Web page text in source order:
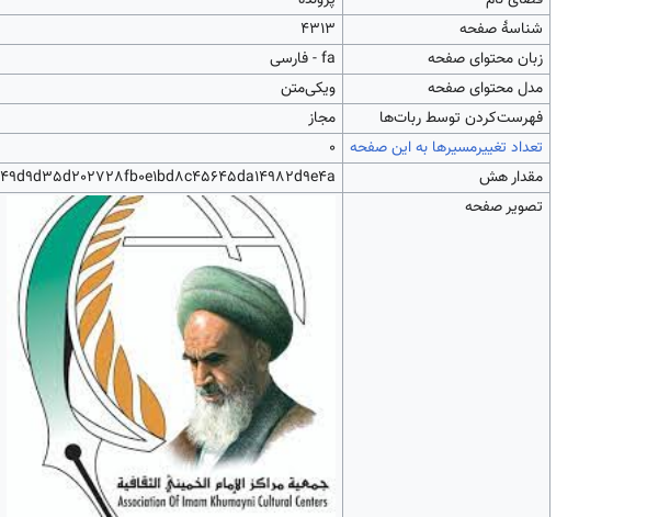
شناسهٔ صفحه
4313
زبان محتوای صفحه
fa - فارسی
مدل محتوای صفحه
ویکی‌متن
‌فهرست‌کردن توسط ربات‌ها
مجاز
تعداد تغییرمسیرها به این صفحه
۰
مقدار هش
49d9d35d202728fb0e1bd8c45645da14982d9e4a
تصویر صفحه